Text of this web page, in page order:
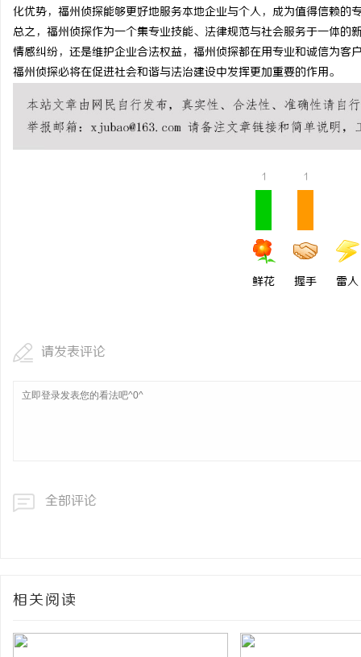
化优势，福州侦探能够更好地服务本地企业与个人，成为值得信赖的
总之，福州侦探作为一个集专业技能、法律规范与社会服务于一体
情感纠纷，还是维护企业合法权益，福州侦探都在用专业和诚信为
福州侦探必将在促进社会和谐与法治建设中发挥更加重要的作用。
1
鲜花
1
握手 雷人
请发表评论
全部评论
相关阅读
字资产的资本化之路：北京版权律师如何
“IP”变“现金流”
武汉配眼镜 上海配眼镜